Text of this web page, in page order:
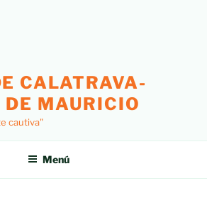
CALATRAVA-
DE MAURICIO
cautiva"
Menú